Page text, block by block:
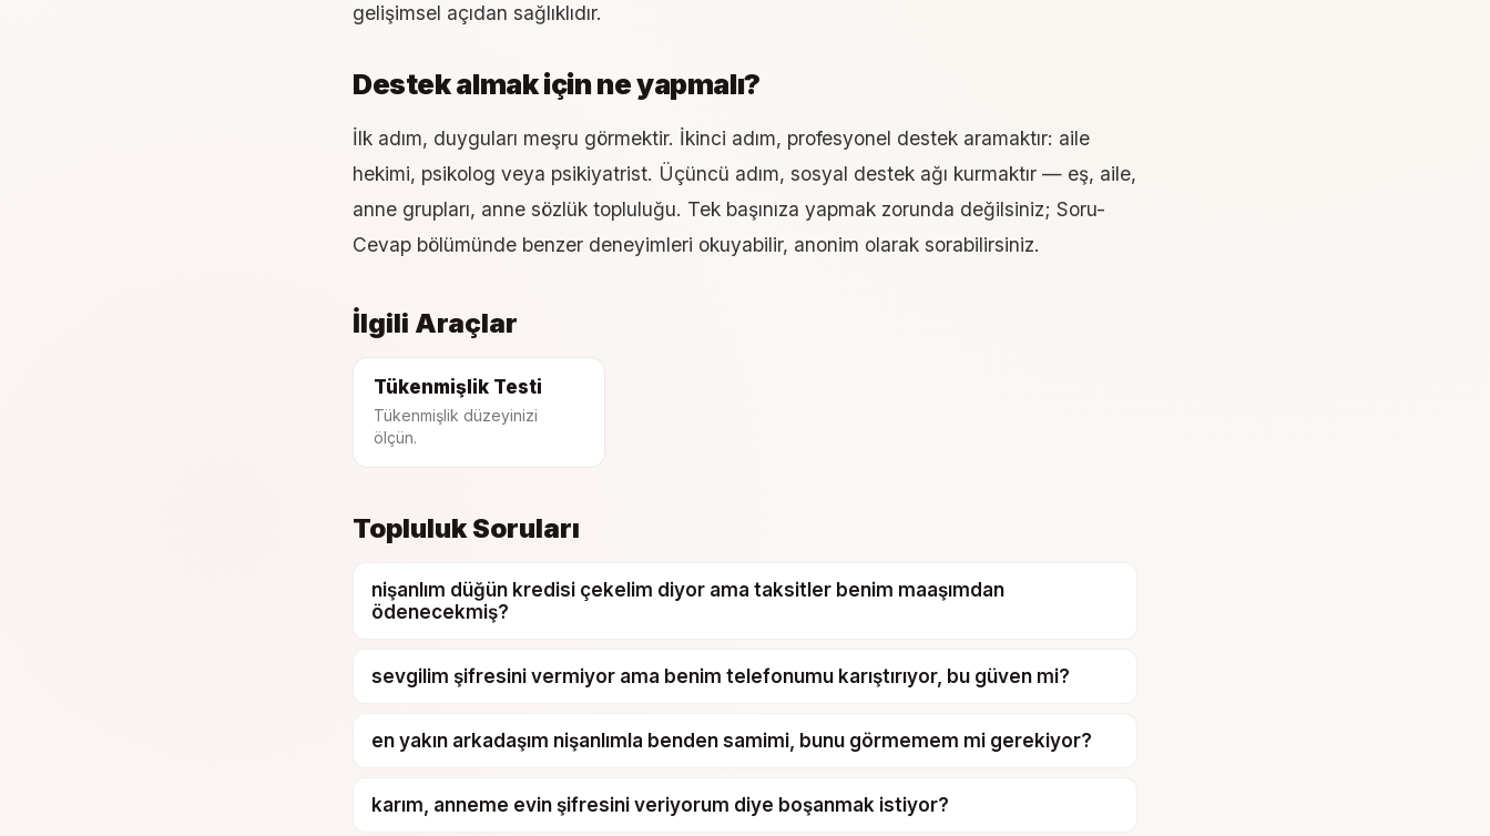
gelişimsel açıdan sağlıklıdır.
Destek almak için ne yapmalı?
İlk adım, duyguları meşru görmektir. İkinci adım, profesyonel destek aramaktır: aile
hekimi, psikolog veya psikiyatrist. Üçüncü adım, sosyal destek ağı kurmaktır — eş, aile,
anne grupları, anne sözlük topluluğu. Tek başınıza yapmak zorunda değilsiniz; Soru-
Cevap bölümünde benzer deneyimleri okuyabilir, anonim olarak sorabilirsiniz.
İlgili Araçlar
Tükenmişlik Testi
Tükenmişlik düzeyinizi
ölçün.
Topluluk Soruları
nişanlım düğün kredisi çekelim diyor ama taksitler benim maaşımdan
ödenecekmiş?
sevgilim şifresini vermiyor ama benim telefonumu karıştırıyor, bu güven mi?
en yakın arkadaşım nişanlımla benden samimi, bunu görmemem mi gerekiyor?
karım, anneme evin şifresini veriyorum diye boşanmak istiyor?